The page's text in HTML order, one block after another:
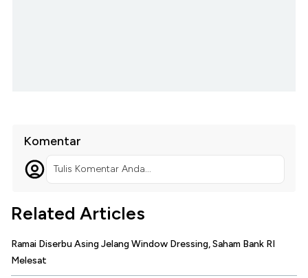
Komentar
Tulis Komentar Anda...
Related Articles
Ramai Diserbu Asing Jelang Window Dressing, Saham Bank RI
Melesat